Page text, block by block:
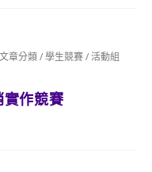
章分類/學生競賽/活動組
實作競賽